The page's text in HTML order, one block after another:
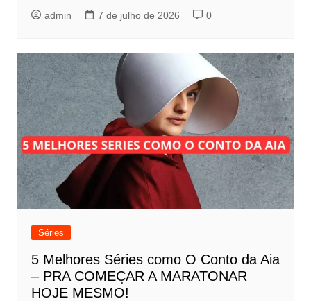
admin 7 de julho de 2026 0
Séries
5 Melhores Séries como O Conto da Aia
– PRA COMEÇAR A MARATONAR
HOJE MESMO!